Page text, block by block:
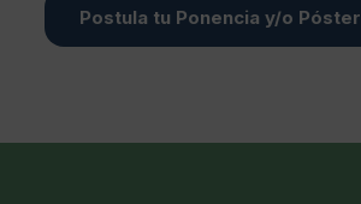
Postula tu Ponencia y/o Póster